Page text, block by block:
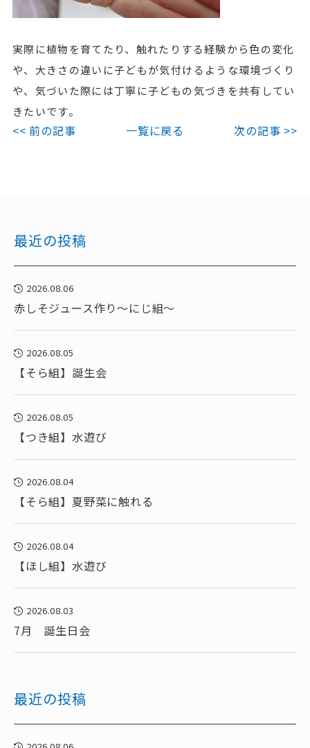
実際に植物を育てたり、触れたりする経験から色の変化
や、大きさの違いに子どもが気付けるような環境づくり
や、気づいた際には丁寧に子どもの気づきを共有してい
きたいです。
<< 前の記事 一覧に戻る 次の記事 >>
最近の投稿
2026.08.06
赤しそジュース作り～にじ組～
2026.08.05
【そら組】誕生会
2026.08.05
【つき組】水遊び
2026.08.04
【そら組】夏野菜に触れる
2026.08.04
【ほし組】水遊び
2026.08.03
7月 誕生日会
最近の投稿